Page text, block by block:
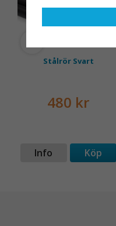
Stålrör Svart
480 kr
Info Köp